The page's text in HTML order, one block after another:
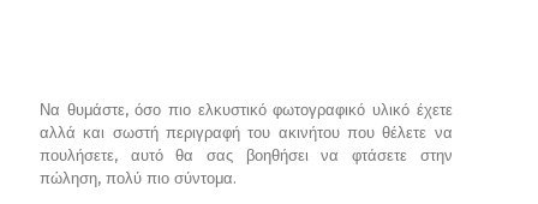
Να θυμάστε, όσο πιο ελκυστικό φωτογραφικό υλικό έχετε
αλλά και σωστή περιγραφή του ακινήτου που θέλετε να
πουλήσετε, αυτό θα σας βοηθήσει να φτάσετε στην
πώληση, πολύ πιο σύντομα.